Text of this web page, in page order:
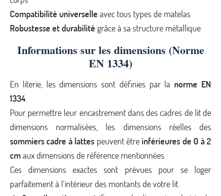
Compatibilité universelle avec tous types de matelas
Robustesse et durabilité grâce à sa structure métallique
Informations sur les dimensions (Norme
EN 1334)
En literie, les dimensions sont définies par la norme EN
1334.
Pour permettre leur encastrement dans des cadres de lit de
dimensions normalisées, les dimensions réelles des
sommiers cadre à lattes peuvent être inférieures de 0 à 2
cmaux dimensions de référence mentionnées.
Ces dimensions exactes sont prévues pour se loger
parfaitement à l’intérieur des montants de votre lit.